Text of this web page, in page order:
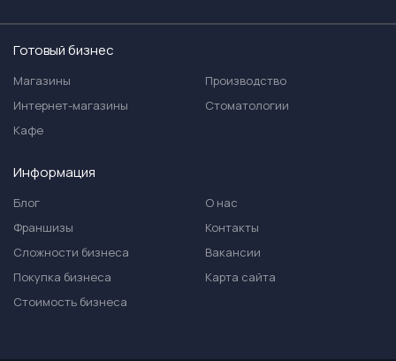
Готовый бизнес
Магазины
Интернет-магазины
Кафе
Производство
Стоматологии
Информация
Блог
Франшизы
Сложности бизнеса
Покупка бизнеса
Стоимость бизнеса
О нас
Контакты
Вакансии
Карта сайта